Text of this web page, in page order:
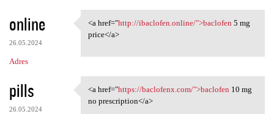
online
26.05.2024
Adres
<a href="http://ibaclofen
<a href="http://ibaclofen.online/">baclofen 5 mg
price</a>
pills
26.05.2024
<a href="https://baclofenx
<a href="https://baclofenx.com/">baclofen 10 mg
no prescription</a>